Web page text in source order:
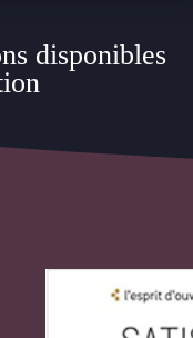
disponibles